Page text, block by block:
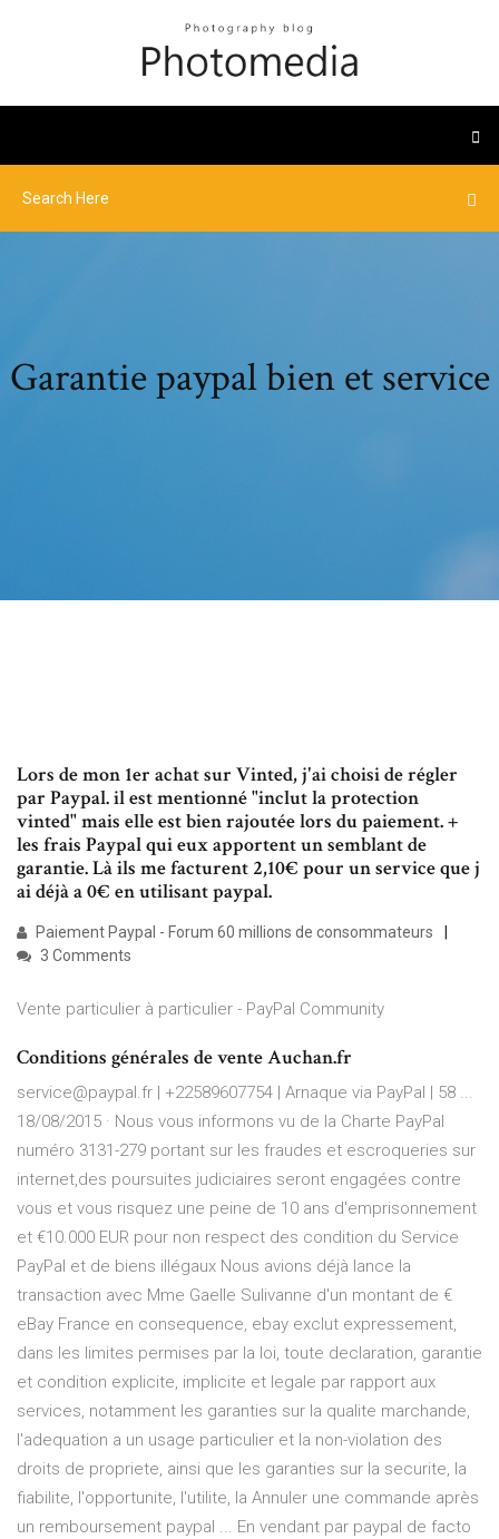
Garantie paypal bien et service
Lors de mon 1er achat sur Vinted, j'ai choisi de régler
par Paypal. il est mentionné "inclut la protection
vinted" mais elle est bien rajoutée lors du paiement. +
les frais Paypal qui eux apportent un semblant de
garantie. Là ils me facturent 2,10€ pour un service que j
ai déjà a 0€ en utilisant paypal.
Paiement Paypal - Forum 60 millions de consommateurs
3 Comments
Vente particulier à particulier - PayPal Community
Conditions générales de vente Auchan.fr
service@paypal.fr | +22589607754 | Arnaque via PayPal | 58 ...
18/08/2015 · Nous vous informons vu de la Charte PayPal
numéro 3131-279 portant sur les fraudes et escroqueries sur
internet,des poursuites judiciaires seront engagées contre
vous et vous risquez une peine de 10 ans d'emprisonnement
et €10.000 EUR pour non respect des condition du Service
PayPal et de biens illégaux Nous avions déjà lance la
transaction avec Mme Gaelle Sulivanne d'un montant de €
eBay France en consequence, ebay exclut expressement,
dans les limites permises par la loi, toute declaration, garantie
et condition explicite, implicite et legale par rapport aux
services, notamment les garanties sur la qualite marchande,
l'adequation a un usage particulier et la non-violation des
droits de propriete, ainsi que les garanties sur la securite, la
fiabilite, l'opportunite, l'utilite, la Annuler une commande après
un remboursement paypal ... En vendant par paypal de facto